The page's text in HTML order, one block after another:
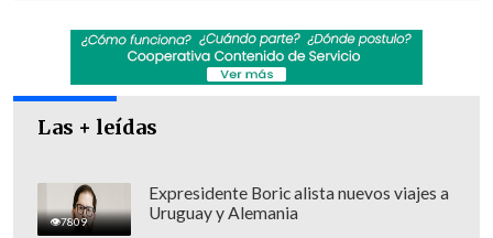
Pese a ello concluyó indicando que
Las + leídas
7809
Expresidente Boric alista nuevos viajes a
Uruguay y Alemania